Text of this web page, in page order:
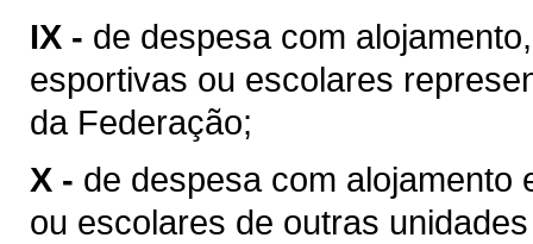
IX - de despesa com
esportivas ou escolares
da Federação;
X - de despesa com alojamento
ou escolares de outras